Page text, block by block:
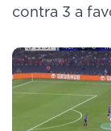
contra 3 a